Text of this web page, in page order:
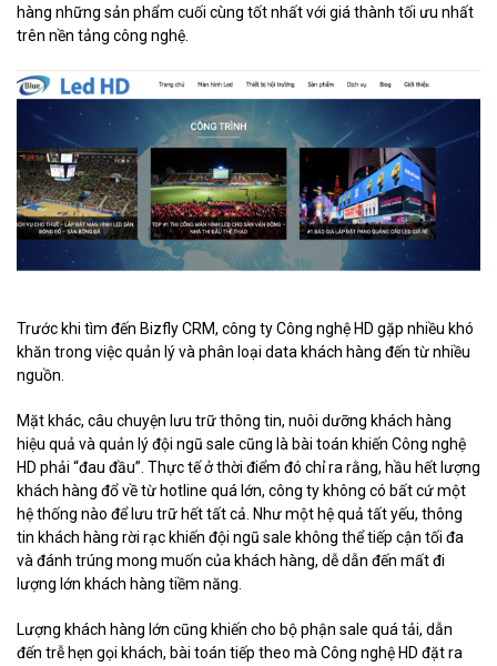
hàng những sản phẩm cuối cùng tốt nhất với giá thành tối ưu nhất
trên nền tảng công nghệ.
Trước khi tìm đến Bizfly CRM, công ty Công nghệ HD gặp nhiều khó
khăn trong việc quản lý và phân loại data khách hàng đến từ nhiều
nguồn.
Mặt khác, câu chuyện lưu trữ thông tin, nuôi dưỡng khách hàng
hiệu quả và quản lý đội ngũ sale cũng là bài toán khiến Công nghệ
HD phải “đau đầu”. Thực tế ở thời điểm đó chỉ ra rằng, hầu hết lượng
khách hàng đổ về từ hotline quá lớn, công ty không có bất cứ một
hệ thống nào để lưu trữ hết tất cả. Như một hệ quả tất yếu, thông
tin khách hàng rời rạc khiến đội ngũ sale không thể tiếp cận tối đa
và đánh trúng mong muốn của khách hàng, dễ dẫn đến mất đi
lượng lớn khách hàng tiềm năng.
Lượng khách hàng lớn cũng khiến cho bộ phận sale quá tải, dẫn
đến trễ hẹn gọi khách, bài toán tiếp theo mà Công nghệ HD đặt ra